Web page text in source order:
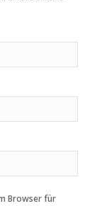
Browser für